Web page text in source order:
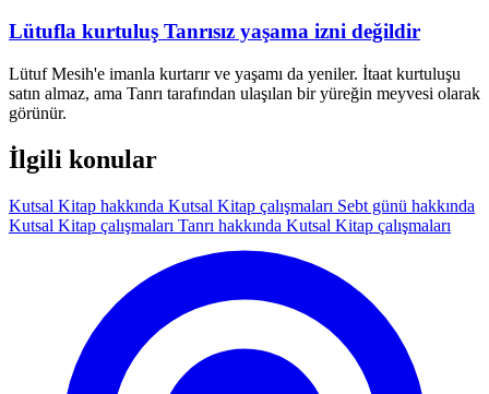
Lütufla kurtuluş Tanrısız yaşama izni değildir
Lütuf Mesih'e imanla kurtarır ve yaşamı da yeniler. İtaat kurtuluşu
satın almaz, ama Tanrı tarafından ulaşılan bir yüreğin meyvesi olarak
görünür.
İlgili konular
Kutsal Kitap hakkında Kutsal Kitap çalışmaları Sebt günü hakkında
Kutsal Kitap çalışmaları Tanrı hakkında Kutsal Kitap çalışmaları